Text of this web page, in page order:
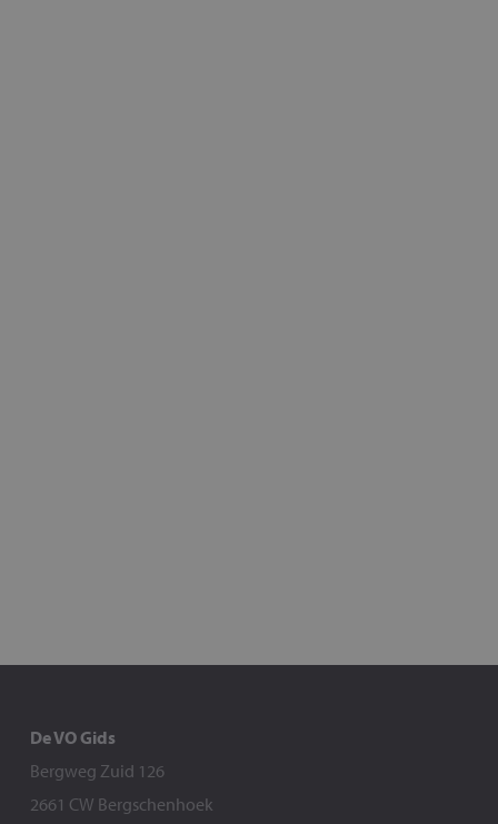
De VO Gids
Bergweg Zuid 126
2661 CW Bergschenhoek